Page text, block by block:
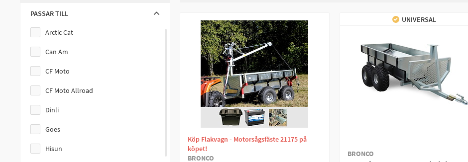
PASSAR TILL
Arctic Cat
Can Am
CF Moto
CF Moto Allroad
Dinli
Goes
Hisun
Köp Flakvagn - Motorsågsfäste 21175 på
köpet!
BRONCO
UNIVERSAL
BRONCO